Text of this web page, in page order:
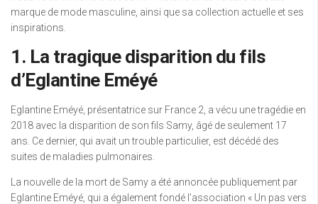
marque de mode masculine, ainsi que sa collection actuelle et ses
inspirations.
1. La tragique disparition du fils
d’Eglantine Eméyé
Eglantine Eméyé, présentatrice sur France 2, a vécu une tragédie en
2018 avec la disparition de son fils Samy, âgé de seulement 17
ans. Ce dernier, qui avait un trouble particulier, est décédé des
suites de maladies pulmonaires.
La nouvelle de la mort de Samy a été annoncée publiquement par
Eglantine Eméyé, qui a également fondé l’association « Un pas vers